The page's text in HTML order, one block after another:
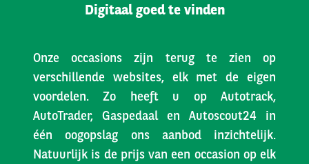
Digitaal goed te vinden
Onze occasions zijn terug te zien op
verschillende websites, elk met de eigen
voordelen. Zo heeft u op Autotrack,
AutoTrader, Gaspedaal en Autoscout24 in
één oogopslag ons aanbod inzichtelijk.
Natuurlijk is de prijs van een occasion op elk